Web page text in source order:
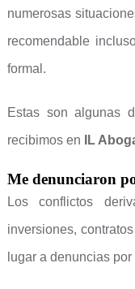
numerosas
recomendable
formal.
Estas son algunas
recibimos en
IL
Me denunciaron
Los conflictos
inversiones,
lugar a denuncias